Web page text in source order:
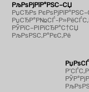
РљРѕРјРїР°РЅС–СЏ
РџСЂРѕ
РџСЂР°Р№СЃ-
РЎРїС–РІРїСЂР°С†СЏ
РљРѕРЅС‚Р°РєС‚Рё